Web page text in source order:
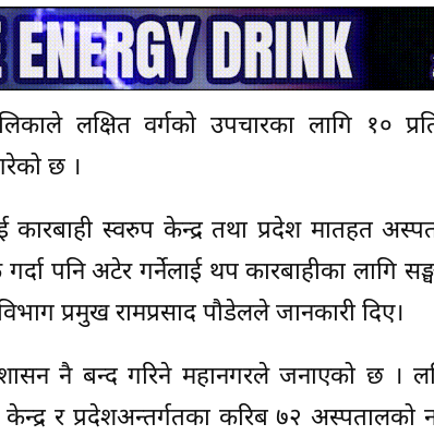
लक्षित वर्गको उपचारका लागि १०
छ ।
स्वरुप केन्द्र तथा प्रदेश मातहत
पनि अटेर गर्नेलाई थप कारबाहीका लागि
प्रमुख रामप्रसाद पौडेलले जानकारी दिए।
नै बन्द गरिने महानगरले जनाएको छ ।
र प्रदेशअन्तर्गतका करिब ७२